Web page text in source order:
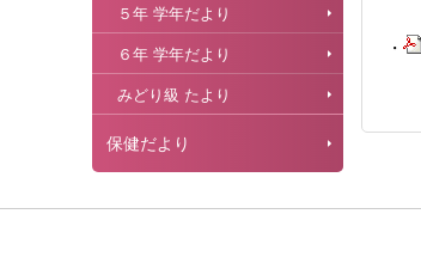
５年 学年だより
６年 学年だより
みどり級 たより
保健だより
・